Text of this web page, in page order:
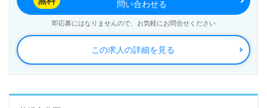
この求人の詳細を見る
問い合わせる
即応募にはなりませんので、お気軽にお問合せください